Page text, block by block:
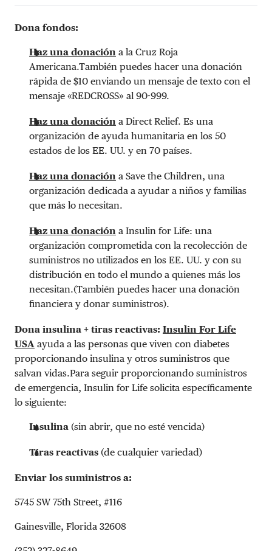
Dona fondos:
Haz una donación a la Cruz Roja
Americana.También puedes hacer una donación
rápida de $10 enviando un mensaje de texto con el
mensaje «REDCROSS» al 90-999.
Haz una donación a Direct Relief. Es una
organización de ayuda humanitaria en los 50
estados de los EE. UU. y en 70 países.
Haz una donación a Save the Children, una
organización dedicada a ayudar a niños y familias
que más lo necesitan.
Haz una donación a Insulin for Life: una
organización comprometida con la recolección de
suministros no utilizados en los EE. UU. y con su
distribución en todo el mundo a quienes más los
necesitan.(También puedes hacer una donación
financiera y donar suministros).
Dona insulina + tiras reactivas: Insulin For Life
USA ayuda a las personas que viven con diabetes
proporcionando insulina y otros suministros que
salvan vidas.Para seguir proporcionando suministros
de emergencia, Insulin for Life solicita específicamente
lo siguiente:
Insulina (sin abrir, que no esté vencida)
Tiras reactivas (de cualquier variedad)
Enviar los suministros a:
5745 SW 75th Street, #116
Gainesville, Florida 32608